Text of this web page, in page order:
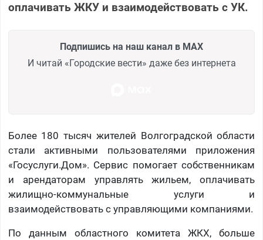
оплачивать ЖКУ и взаимодействовать с УК.
Подпишись на наш канал в MAX
И читай «Городские вести» даже без интернета
Более 180 тысяч жителей Волгоградской области
стали активными пользователями приложения
«Госуслуги.Дом». Сервис помогает собственникам
и арендаторам управлять жильем, оплачивать
жилищно-коммунальные услуги и
взаимодействовать с управляющими компаниями.
По данным областного комитета ЖКХ, больше